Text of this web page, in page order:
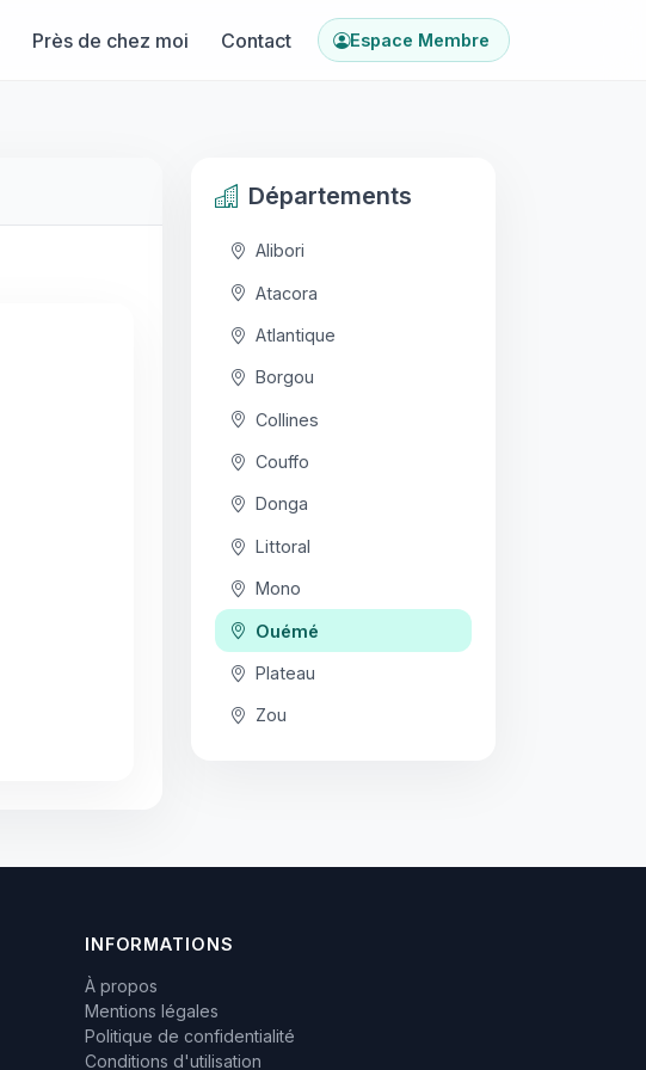
Près de chez moi Contact Espace Membre
Départements
Alibori
Atacora
Atlantique
Borgou
Collines
Couffo
Donga
Littoral
Mono
Ouémé
Plateau
Zou
INFORMATIONS
À propos
Mentions légales
Politique de confidentialité
Conditions d'utilisation